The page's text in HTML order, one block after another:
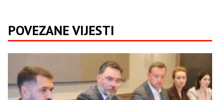
POVEZANE VIJESTI